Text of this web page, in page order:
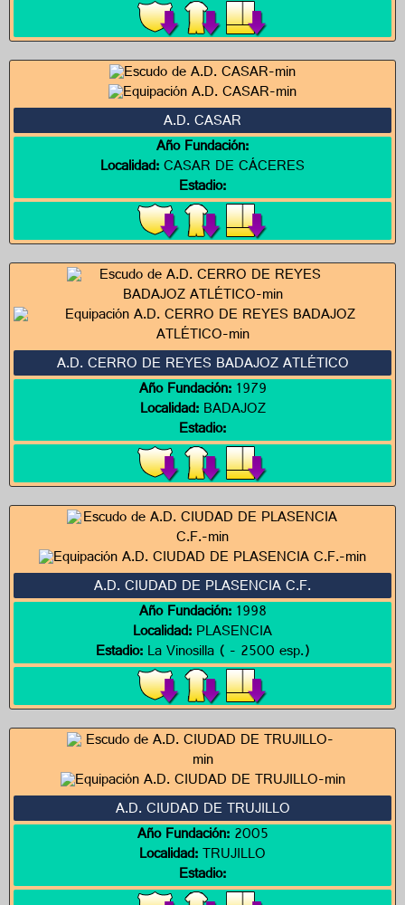
A.D. CASAR
Año Fundación:
Localidad:CASAR DE CÁCERES
Estadio:
A.D. CERRO DE REYES BADAJOZ ATLÉTICO
Año Fundación:1979
Localidad:BADAJOZ
Estadio:
A.D. CIUDAD DE PLASENCIA C.F.
Año Fundación:1998
Localidad:PLASENCIA
Estadio:La Vinosilla ( - 2500 esp.)
A.D. CIUDAD DE TRUJILLO
Año Fundación:2005
Localidad:TRUJILLO
Estadio: